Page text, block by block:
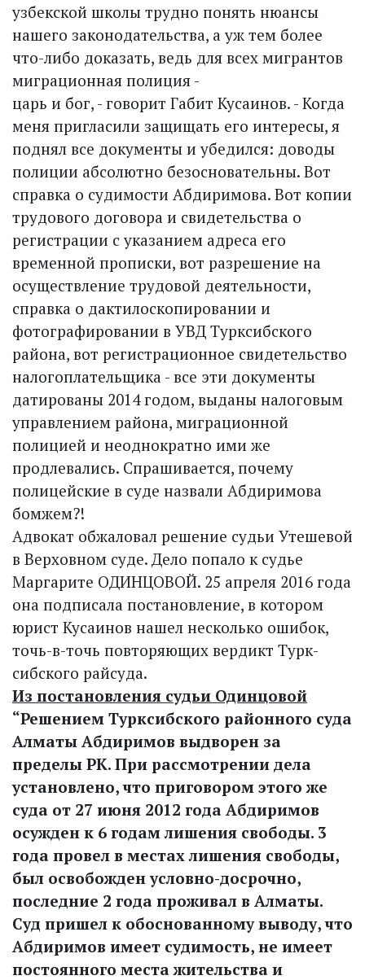
узбекской школы трудно понять нюансы
нашего законодательства, а уж тем более
что-либо доказать, ведь для всех мигрантов
миграционная полиция -
царь и бог, - говорит Габит Кусаинов. - Когда
меня пригласили защищать его интересы, я
поднял все документы и убедился: доводы
полиции абсолютно безосновательны. Вот
справка о судимости Абдиримова. Вот копии
трудового договора и свидетельства о
регистрации с указанием адреса его
временной прописки, вот разрешение на
осуществление трудовой деятельности,
справка о дактилоскопировании и
фотографировании в УВД Турксибского
района, вот регистрационное свидетельство
налогоплательщика - все эти документы
датированы 2014 годом, выданы налоговым
управлением района, миграционной
полицией и неоднократно ими же
продлевались. Спрашивается, почему
полицейские в суде назвали Абдиримова
бомжем?!
Адвокат обжаловал решение судьи Утешевой
в Верховном суде. Дело попало к судье
Маргарите ОДИНЦОВОЙ. 25 апреля 2016 года
она подписала постановление, в котором
юрист Кусаинов нашел несколько ошибок,
точь-в-точь повторяющих вердикт Турк­
сибского райсуда.
Из постановления судьи Одинцовой
“Решением Турксибского районного суда
Алматы Абдиримов выдворен за
пределы РК. При рассмотрении дела
установлено, что приговором этого же
суда от 27 июня 2012 года Абдиримов
осужден к 6 годам лишения свободы. 3
года провел в местах лишения свободы,
был освобож­ден условно-досрочно,
последние 2 года проживал в Алматы.
Суд пришел к обоснованному выводу, что
Абдиримов имеет судимость, не имеет
постоянного места жительства и